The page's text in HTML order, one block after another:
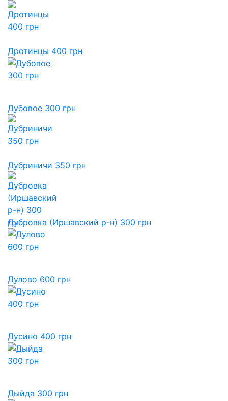
Дротинцы 400 грн
Дубовое 300 грн
Дубриничи 350 грн
Дубровка (Иршавский р-н) 300 грн
Дулово 600 грн
Дусино 400 грн
Дыйда 300 грн